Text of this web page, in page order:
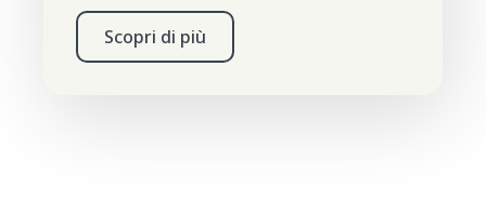
Scopri di più